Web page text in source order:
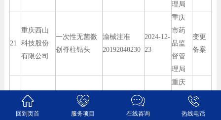
理局
21
重庆西山
科技股份
有限公司
一次性无菌微
创脊柱钻头
渝械注准
20192040230
2024-12-
23
重庆
市药
品监
督管
理局
变更
备案
重庆西山
科技股份
一次性无菌眼
耳鼻喉钻头
20192040233
2024-12-
23
重庆
变更
备案
回到页首 服务项目 在线咨询 热线电话